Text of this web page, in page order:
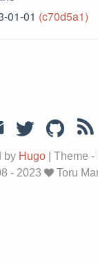
01-01 (c70d5a1)
by Hugo Theme -
- 2023
Toru